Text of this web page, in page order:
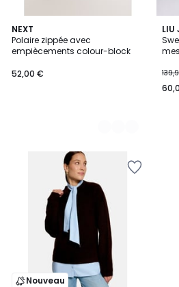
NEXT
Polaire zippée avec
empiècements colour-block
52,00 €
2
Couleurs
LIU
Nouveau